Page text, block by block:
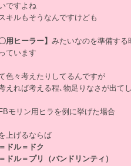
ですよね
キルもそうなんですけども
用ヒーラー】 みたいなのを準備する
ています
色々考えたりしてるんですが
えれば考える程､物足りなさが出て
モリン用ヒラを例に挙げた場合
上げるならば
ドル＝ドク
ドル＝プリ（バンドリンティ）